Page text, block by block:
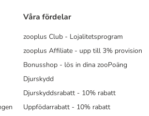
Våra fördelar
zooplus Club - Lojalitetsprogram
zooplus Affiliate - upp till 3% provision
Bonusshop - lös in dina zooPoäng
Djurskydd
Djurskyddsrabatt - 10% rabatt
Uppfödarrabatt - 10% rabatt